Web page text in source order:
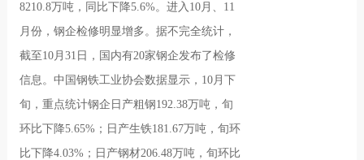
8210.8万吨，同比下降5.6%。进入10月、11
月份，钢企检修明显增多。据不完全统计，
截至10月31日，国内有20家钢企发布了检修
信息。中国钢铁工业协会数据显示，10月下
旬，重点统计钢企日产粗钢192.38万吨，旬
环比下降5.65%；日产生铁181.67万吨，旬环
比下降4.03%；日产钢材206.48万吨，旬环比